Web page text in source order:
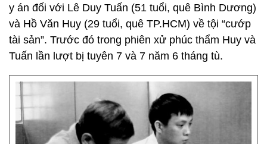
y án đối với Lê Duy Tuấn (51 tuổi, quê Bình Dương)
và Hồ Văn Huy (29 tuổi, quê TP.HCM) về tội “cướp
tài sản”. Trước đó trong phiên xử phúc thẩm Huy và
Tuấn lần lượt bị tuyên 7 và 7 năm 6 tháng tù.